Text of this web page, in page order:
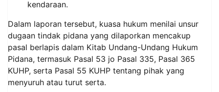
kendaraan.
Dalam laporan tersebut, kuasa hukum menilai unsur
dugaan tindak pidana yang dilaporkan mencakup
pasal berlapis dalam Kitab Undang-Undang Hukum
Pidana, termasuk Pasal 53 jo Pasal 335, Pasal 365
KUHP, serta Pasal 55 KUHP tentang pihak yang
menyuruh atau turut serta.